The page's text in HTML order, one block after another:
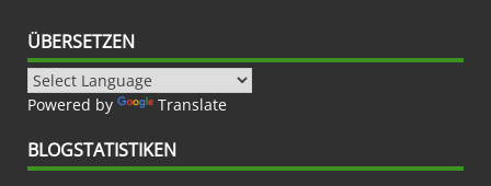
ÜBERSETZEN
Powered by Translate
BLOGSTATISTIKEN